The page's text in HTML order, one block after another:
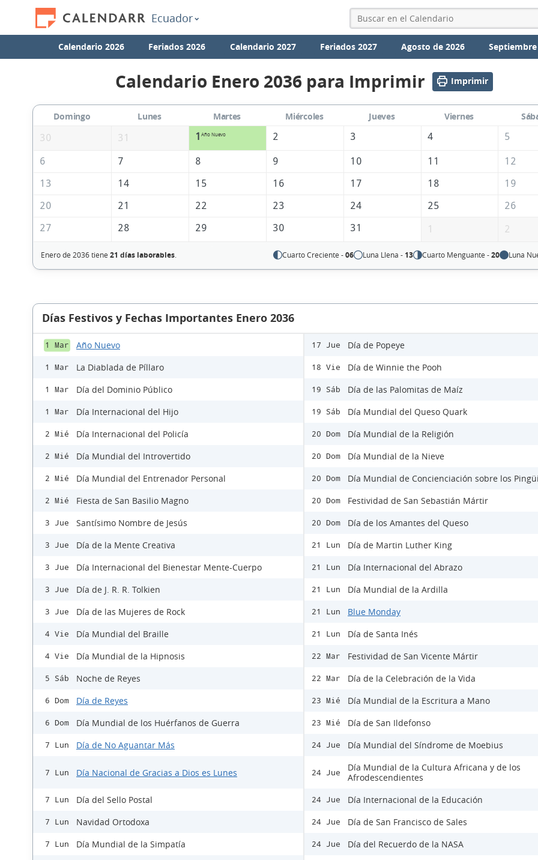
Ecuador
Calendario 2026 Feriados 2026 Calendario 2027 Feriados 2027 Agosto de 2026
Calendario Enero 2036 para Imprimir Imprimir
Domingo Lunes Martes Miércoles Jueves Viernes
30
31 1 Año Nuevo 2 3 4 5
6 7 8 9 10 11
12
13
14 15 16 17 18
19
20
21 22 23 24 25
26
27
28 29 30 31 1 2
Enero de 2036 tiene 21 días laborables. Cuarto Creciente -06 Luna Llena - 13 Cuarto Menguante -20 Luna
Días Festivos y Fechas Importantes Enero 2036
1 Mar Año Nuevo
1 Mar La Diablada de Píllaro
1 Mar Día del Dominio Público
1 Mar Día Internacional del Hijo
2 Mié Día Internacional del Policía
2 Mié Día Mundial del Introvertido
2 Mié Día Mundial del Entrenador Personal
2 Mié Fiesta de San Basilio Magno
3 Jue Santísimo Nombre de Jesús
3 Jue Día de la Mente Creativa
3 Jue Día Internacional del Bienestar Mente-Cuerpo
3 Jue Día de J. R. R. Tolkien
3 Jue Día de las Mujeres de Rock
4 Vie Día Mundial del Braille
4 Vie Día Mundial de la Hipnosis
5 Sáb Noche de Reyes
6 Dom Día de Reyes
6 Dom Día Mundial de los Huérfanos de Guerra
7 Lun Día de No Aguantar Más
7 Lun Día Nacional de Gracias a Dios es Lunes
7 Lun Día del Sello Postal
7 Lun Navidad Ortodoxa
7 Lun Día Mundial de la Simpatía
17 Jue Día de Popeye
18 Vie Día de Winnie the Pooh
19 Sáb Día de las Palomitas de Maíz
19 Sáb Día Mundial del Queso Quark
20 Dom Día Mundial de la Religión
20 Dom Día Mundial de la Nieve
20 Dom Día Mundial de Concienciación sobre los
20 Dom Festividad de San Sebastián Mártir
20 Dom Día de los Amantes del Queso
21 Lun Día de Martin Luther King
21 Lun Día Internacional del Abrazo
21 Lun Día Mundial de la Ardilla
21 Lun Blue Monday
21 Lun Día de Santa Inés
22 Mar Festividad de San Vicente Mártir
22 Mar Día de la Celebración de la Vida
23 Mié Día Mundial de la Escritura a Mano
23 Mié Día de San Ildefonso
24 Jue Día Mundial del Síndrome de Moebius
24 Jue
Día Mundial de la Cultura Africana y de los
Afrodescendientes
24 Jue Día Internacional de la Educación
24 Jue Día de San Francisco de Sales
24 Jue Día del Recuerdo de la NASA